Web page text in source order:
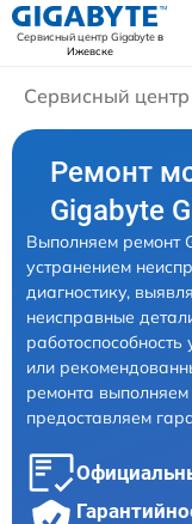
Сервисный центр Gigabyteв
Ижевске
Сервисный
Ремонт
Gigabyte
Выполняем ремонт
устранением
диагностику,
неисправные
или
ремонта
предоставляем